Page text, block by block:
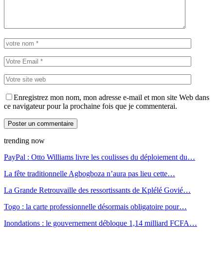
Enregistrez mon nom, mon adresse e-mail et mon site Web dans
ce navigateur pour la prochaine fois que je commenterai.
trending now
PayPal : Otto Williams livre les coulisses du déploiement du…
La fête traditionnelle Agbogboza n’aura pas lieu cette…
La Grande Retrouvaille des ressortissants de Kplélé Govié…
Togo : la carte professionnelle désormais obligatoire pour…
Inondations : le gouvernement débloque 1,14 milliard FCFA…